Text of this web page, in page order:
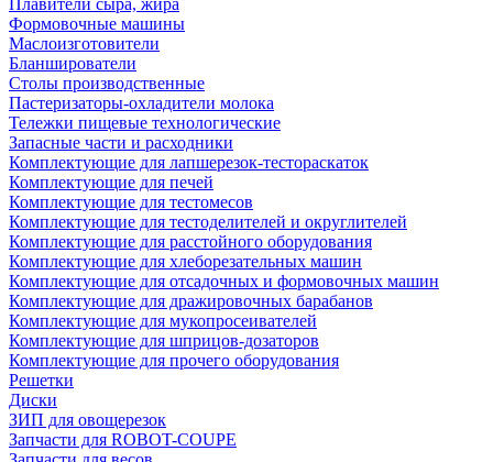
Плавители сыра, жира
Формовочные машины
Маслоизготовители
Бланширователи
Столы производственные
Пастеризаторы-охладители молока
Тележки пищевые технологические
Запасные части и расходники
Комплектующие для лапшерезок-тестораскаток
Комплектующие для печей
Комплектующие для тестомесов
Комплектующие для тестоделителей и округлителей
Комплектующие для расстойного оборудования
Комплектующие для хлеборезательных машин
Комплектующие для отсадочных и формовочных машин
Комплектующие для дражировочных барабанов
Комплектующие для мукопросеивателей
Комплектующие для шприцов-дозаторов
Комплектующие для прочего оборудования
Решетки
Диски
ЗИП для овощерезок
Запчасти для ROBOT-COUPE